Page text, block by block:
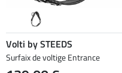
Volti by STEEDS
Surfaix de voltige Entrance